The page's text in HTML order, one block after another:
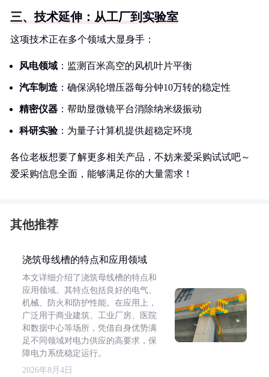
三、技术延伸：从工厂到实验室
这项技术正在多个领域大显身手：
风电领域 ：监测百米高空的风机叶片平衡
汽车制造 ：确保涡轮增压器每分钟10万转的稳定性
精密仪器 ：帮助显微镜平台消除纳米级振动
科研实验：为量子计算机提供超稳定环境
各位老板想要了解更多相关产品，不妨来爱采购试试吧～
爱采购信息全面，能够满足你的大量需求！
其他推荐
浇筑母线槽的特点和应用领域
本文详细介绍了浇筑母线槽的特点和
应用领域。其特点包括良好的电气、
机械、防火和防护性能。在应用上，
广泛用于商业建筑、工业厂房、医院
和数据中心等场所，凭借自身优势满
足不同领域对电力供应的高要求，保
障电力系统稳定运行。
2026年8月4日